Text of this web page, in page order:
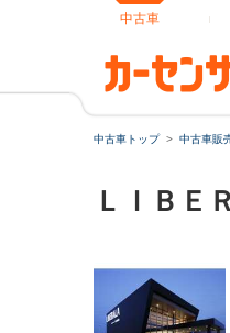
中古車
中古車トップ 中古車販
ＬＩＢＥ